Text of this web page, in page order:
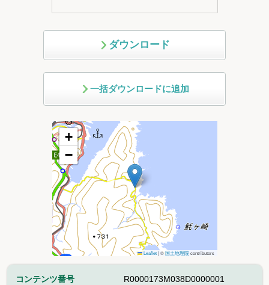
ダウンロード
一括ダウンロードに追加
+
−
Leaflet |©国土地理院contributors
コンテンツ番号 R0000173M038D0000001